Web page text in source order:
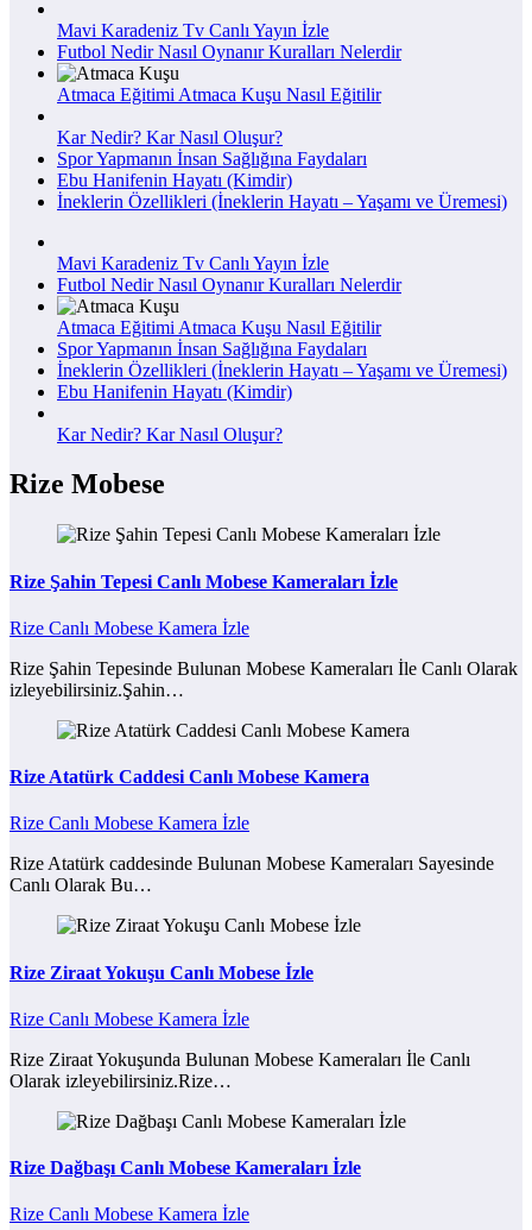
Mavi Karadeniz Tv Canlı Yayın İzle
Futbol Nedir Nasıl Oynanır Kuralları Nelerdir
Atmaca Eğitimi Atmaca Kuşu Nasıl Eğitilir
Kar Nedir? Kar Nasıl Oluşur?
Spor Yapmanın İnsan Sağlığına Faydaları
Ebu Hanifenin Hayatı (Kimdir)
İneklerin Özellikleri (İneklerin Hayatı – Yaşamı ve Üremesi)
Mavi Karadeniz Tv Canlı Yayın İzle
Futbol Nedir Nasıl Oynanır Kuralları Nelerdir
Atmaca Eğitimi Atmaca Kuşu Nasıl Eğitilir
Spor Yapmanın İnsan Sağlığına Faydaları
İneklerin Özellikleri (İneklerin Hayatı – Yaşamı ve Üremesi)
Ebu Hanifenin Hayatı (Kimdir)
Kar Nedir? Kar Nasıl Oluşur?
Rize Mobese
Rize Şahin Tepesi Canlı Mobese Kameraları İzle
Rize Canlı Mobese Kamera İzle
Rize Şahin Tepesinde Bulunan Mobese Kameraları İle Canlı Olarak
izleyebilirsiniz.Şahin…
Rize Atatürk Caddesi Canlı Mobese Kamera
Rize Canlı Mobese Kamera İzle
Rize Atatürk caddesinde Bulunan Mobese Kameraları Sayesinde
Canlı Olarak Bu…
Rize Ziraat Yokuşu Canlı Mobese İzle
Rize Canlı Mobese Kamera İzle
Rize Ziraat Yokuşunda Bulunan Mobese Kameraları İle Canlı
Olarak izleyebilirsiniz.Rize…
Rize Dağbaşı Canlı Mobese Kameraları İzle
Rize Canlı Mobese Kamera İzle